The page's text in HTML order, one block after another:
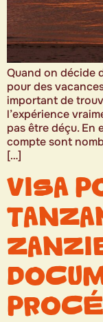
Quand on décide
pour des
important de
l’expérience
pas être déçu. En
compte sont
[…]
VISA